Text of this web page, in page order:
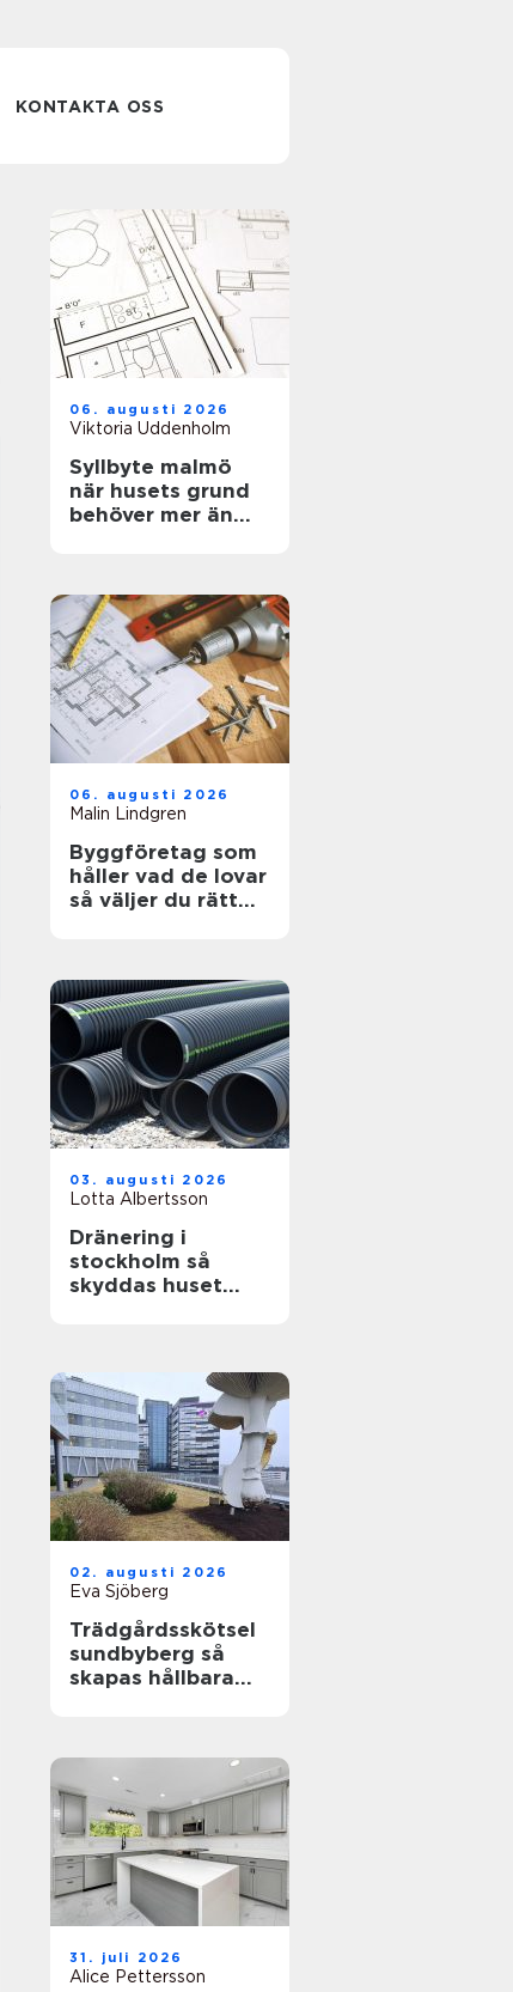
KONTAKTA OSS
06. augusti 2026
Viktoria Uddenholm
Syllbyte malmö
när husets grund
behöver mer än
06. augusti 2026
Malin Lindgren
Byggföretag som
håller vad de lovar
så väljer du rätt
03. augusti 2026
Lotta Albertsson
Dränering i
stockholm så
skyddas huset
02. augusti 2026
Eva Sjöberg
Trädgårdsskötsel
sundbyberg så
skapas hållbara
31. juli 2026
Alice Pettersson